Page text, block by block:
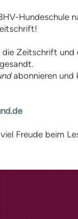
Informationen
Lern-
Übungstest
Infos für
Prüferliste
PLZ-
Hundeschule
die Zeitschrift und
abonnieren und
Freude beim